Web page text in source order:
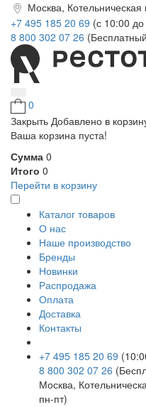
Москва,
+7 495 185 20 69 (с 10:00
8 800 302 07 26
0
Закрыть Добавлено в
Ваша корзина пуста!
Сумма 0
Итого 0
Перейти в корзину
Каталог товаров
О нас
Наше производство
Бренды
Новинки
Распродажа
Оплата
Доставка
Контакты
+7 495 185 20 69
8 800 302 07 26
Москва,
пн-пт)